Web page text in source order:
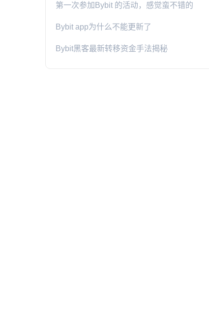
第一次参加Bybit 的活动，感觉蛮不错的
Bybit app为什么不能更新了
Bybit黑客最新转移资金手法揭秘